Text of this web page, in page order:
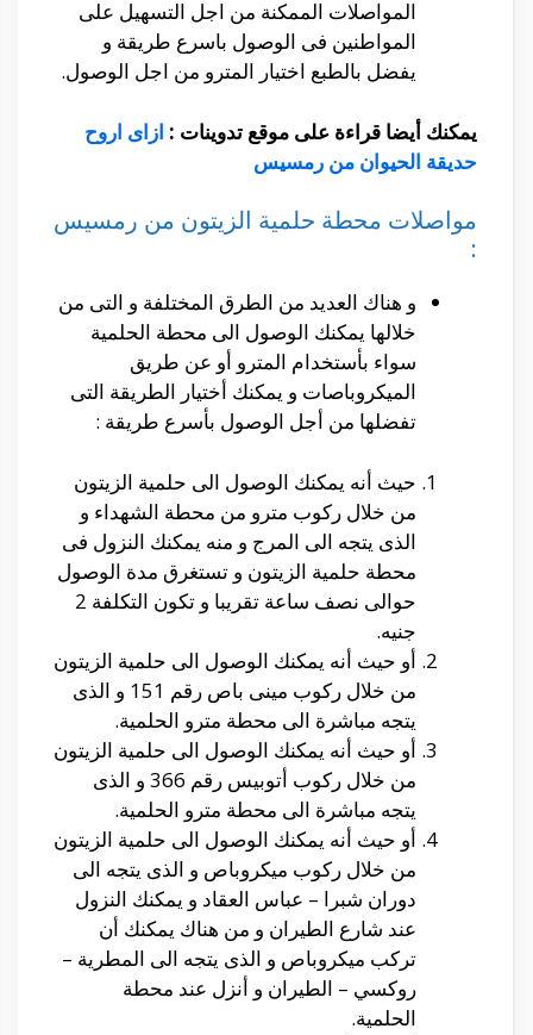
المواصلات الممكنة من اجل التسهيل على
المواطنين فى الوصول باسرع طريقة و
يفضل بالطبع اختيار المترو من اجل الوصول.
يمكنك أيضا قراءة على موقع تدوينات : ازاى اروح
حديقة الحيوان من رمسيس
مواصلات محطة حلمية الزيتون من رمسيس
:
و هناك العديد من الطرق المختلفة و التى من
خلالها يمكنك الوصول الى محطة الحلمية
سواء بأستخدام المترو أو عن طريق
الميكروباصات و يمكنك أختيار الطريقة التى
تفضلها من أجل الوصول بأسرع طريقة :
حيث أنه يمكنك الوصول الى حلمية الزيتون
من خلال ركوب مترو من محطة الشهداء و
الذى يتجه الى المرج و منه يمكنك النزول فى
محطة حلمية الزيتون و تستغرق مدة الوصول
حوالى نصف ساعة تقريبا و تكون التكلفة 2
جنيه.
أو حيث أنه يمكنك الوصول الى حلمية الزيتون
من خلال ركوب مينى باص رقم 151 و الذى
يتجه مباشرة الى محطة مترو الحلمية.
أو حيث أنه يمكنك الوصول الى حلمية الزيتون
من خلال ركوب أتوبيس رقم 366 و الذى
يتجه مباشرة الى محطة مترو الحلمية.
أو حيث أنه يمكنك الوصول الى حلمية الزيتون
من خلال ركوب ميكروباص و الذى يتجه الى
دوران شبرا – عباس العقاد و يمكنك النزول
عند شارع الطيران و من هناك يمكنك أن
تركب ميكروباص و الذى يتجه الى المطرية –
روكسي – الطيران و أنزل عند محطة
الحلمية.